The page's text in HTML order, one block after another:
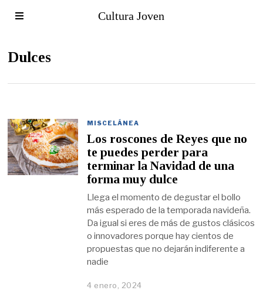
Cultura Joven
Dulces
MISCELÁNEA
Los roscones de Reyes que no
te puedes perder para
terminar la Navidad de una
forma muy dulce
Llega el momento de degustar el bollo
más esperado de la temporada navideña.
Da igual si eres de más de gustos clásicos
o innovadores porque hay cientos de
propuestas que no dejarán indiferente a
nadie
4 enero, 2024